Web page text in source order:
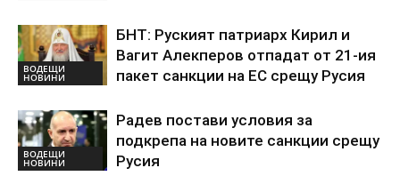
ВОДЕЩИ
НОВИНИ
БНТ: Руският патриарх Кирил и
Вагит Алекперов отпадат от 21-ия
пакет санкции на ЕС срещу Русия
ВОДЕЩИ
НОВИНИ
Радев постави условия за
подкрепа на новите санкции срещу
Русия